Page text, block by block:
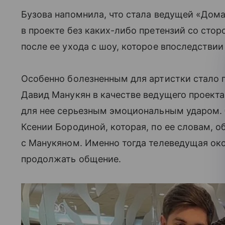
Бузова напомнила, что стала ведущей
в проекте без каких-либо претензий со
после ее ухода с шоу, которое
Особенно болезненным для артистки стало
Давид Манукян в качестве ведущего
для нее серьезным эмоциональным ударом.
Ксении Бородиной, которая, по ее словам,
с Манукяном. Именно тогда телеведущая
продолжать общение.